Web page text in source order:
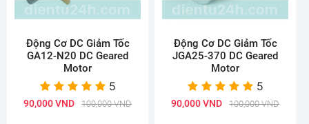
Động Cơ DC Giảm Tốc
GA12-N20 DC Geared
Motor
5
90,000 VND 100,000 VND
Động Cơ DC Giảm Tốc
JGA25-370 DC Geared
Motor
5
90,000 VND 100,000 VND